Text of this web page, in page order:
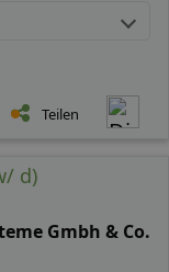
Teilen
d)
Gmbh & Co.